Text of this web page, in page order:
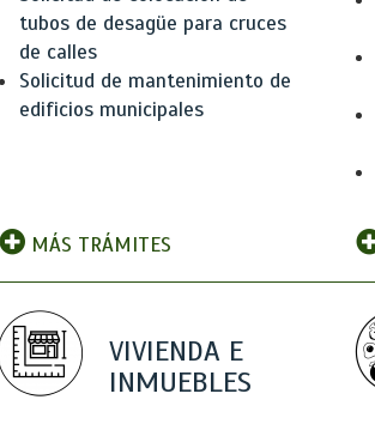
tubos de desagüe para cruces
de calles
Solicitud de mantenimiento de
edificios municipales
MÁS TRÁMITES
VIVIENDA E
INMUEBLES